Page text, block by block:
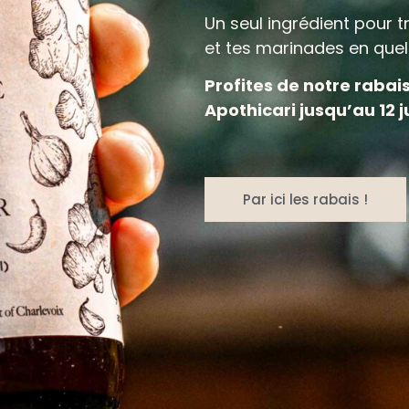
Un seul ingrédient pour
et tes marinades en
Profites de notre
Apothicari jusqu’au 12
Par ici les rabais !